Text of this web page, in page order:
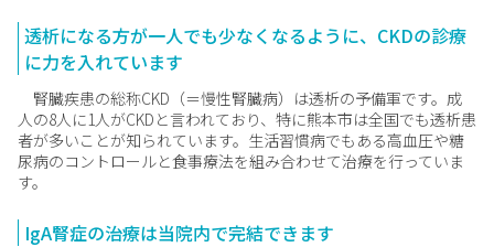
透析になる方が一人でも少なくなるように、CKDの診療
に力を入れています
腎臓疾患の総称CKD（＝慢性腎臓病）は透析の予備軍です。成
人の8人に1人がCKDと言われており、特に熊本市は全国でも透析患
者が多いことが知られています。生活習慣病でもある高血圧や糖
尿病のコントロールと食事療法を組み合わせて治療を行っていま
す。
IgA腎症の治療は当院内で完結できます